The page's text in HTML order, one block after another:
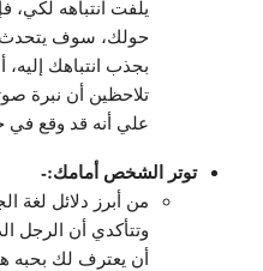
يلفت انتباهه لكي،
حولك، سوف يتحدث
بجذب انتباهك
تلاحظين أن نبرة
علي أنه قد وقع
توتر الشخص أمامك:-
من أبرز دلائل لغة
وتتأكدي أن الرجل
أن يعترف لك بحبه